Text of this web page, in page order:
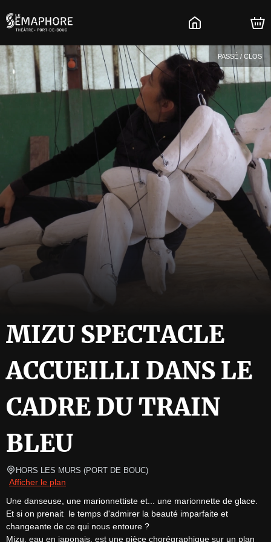
PASSÉ / CLOS
MIZU SPECTACLE
ACCUEILLI DANS LE
CADRE DU TRAIN
BLEU
HORS LES MURS (PORT DE BOUC)
Afficher le plan
Une danseuse, une marionnettiste et... une marionnette de glace.
Et si on prenait  le temps d'admirer la beauté imparfaite et
changeante de ce qui nous entoure ?
Mizu, eau en japonais, est une pièce chorégraphique sur un plan